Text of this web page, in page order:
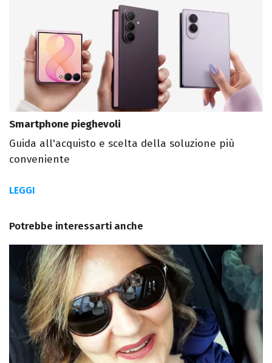
Smartphone pieghevoli
Guida all'acquisto e scelta della soluzione più
conveniente
LEGGI
Potrebbe interessarti anche